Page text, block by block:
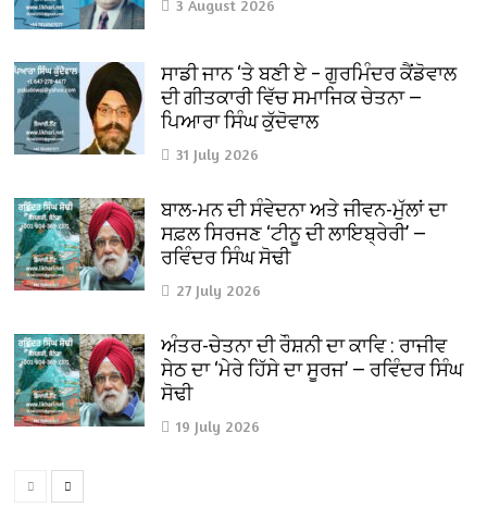
3 August 2026
ਸਾਡੀ ਜਾਨ ‘ਤੇ ਬਣੀ ਏ – ਗੁਰਮਿੰਦਰ ਕੈਂਡੋਵਾਲ
ਦੀ ਗੀਤਕਾਰੀ ਵਿੱਚ ਸਮਾਜਿਕ ਚੇਤਨਾ —
ਪਿਆਰਾ ਸਿੰਘ ਕੁੱਦੋਵਾਲ
31 July 2026
ਬਾਲ-ਮਨ ਦੀ ਸੰਵੇਦਨਾ ਅਤੇ ਜੀਵਨ-ਮੁੱਲਾਂ ਦਾ
ਸਫ਼ਲ ਸਿਰਜਣ ‘ਟੀਨੂ ਦੀ ਲਾਇਬ੍ਰੇਰੀ’ —
ਰਵਿੰਦਰ ਸਿੰਘ ਸੋਢੀ
27 July 2026
ਅੰਤਰ-ਚੇਤਨਾ ਦੀ ਰੌਸ਼ਨੀ ਦਾ ਕਾਵਿ : ਰਾਜੀਵ
ਸੇਠ ਦਾ ‘ਮੇਰੇ ਹਿੱਸੇ ਦਾ ਸੂਰਜ’ — ਰਵਿੰਦਰ ਸਿੰਘ
ਸੋਢੀ
19 July 2026